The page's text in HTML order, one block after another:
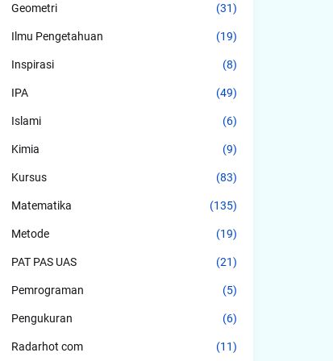
Geometri (31)
Ilmu Pengetahuan (19)
Inspirasi (8)
IPA (49)
Islami (6)
Kimia (9)
Kursus (83)
Matematika (135)
Metode (19)
PAT PAS UAS (21)
Pemrograman (5)
Pengukuran (6)
Radarhot com (11)